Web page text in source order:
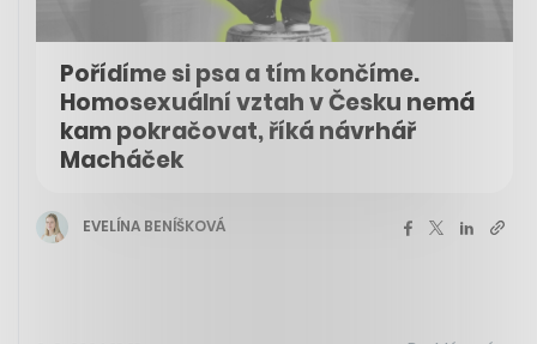
Pořídíme si psa a tím končíme.
Homosexuální vztah v Česku nemá
kam pokračovat, říká návrhář
Macháček
EVELÍNA BENÍŠKOVÁ